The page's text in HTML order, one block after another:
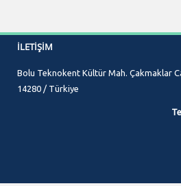
İLETIŞIM
Bolu Teknokent Kültür Mah. Çakmaklar
14280 / Türkiye